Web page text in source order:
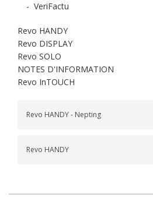
- VeriFactu
Revo HANDY
Revo DISPLAY
Revo SOLO
NOTES D'INFORMATION
Revo InTOUCH
Revo HANDY - Nepting
Revo HANDY